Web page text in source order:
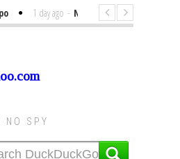
ago Non mi interesso di politica
NO SPY